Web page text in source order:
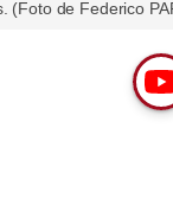
(Foto de Federico